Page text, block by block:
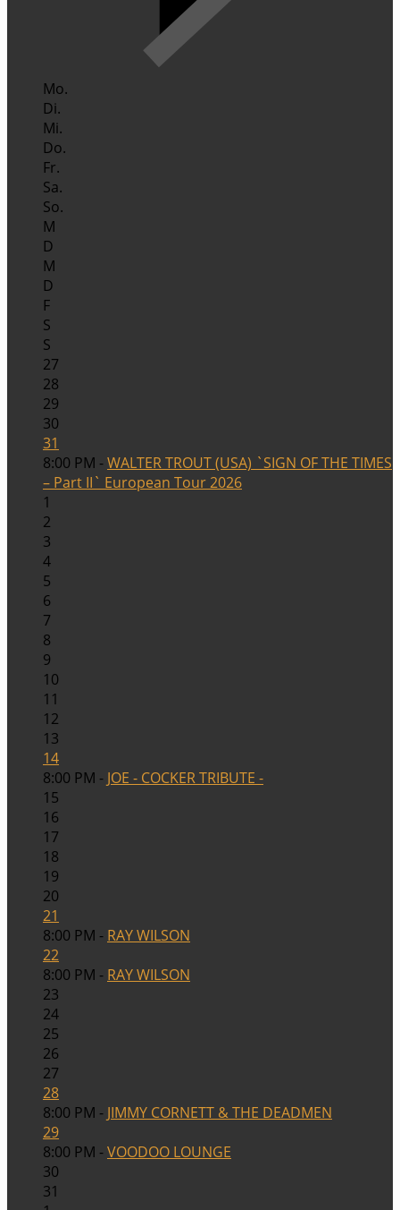
Mo.
Di.
Mi.
Do.
Fr.
Sa.
So.
M
D
M
D
F
S
S
27
28
29
30
31
8:00 PM -WALTER TROUT (USA) `SIGN OF THE TIMES
– Part II` European Tour 2026
1
2
3
4
5
6
7
8
9
10
11
12
13
14
8:00 PM - JOE - COCKER TRIBUTE -
15
16
17
18
19
20
21
8:00 PM - RAY WILSON
22
8:00 PM - RAY WILSON
23
24
25
26
27
28
8:00 PM - JIMMY CORNETT & THE DEADMEN
29
8:00 PM -VOODOO LOUNGE
30
31